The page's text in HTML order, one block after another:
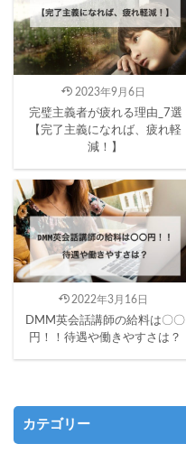
2023年9月6日
完璧主義者が疲れる理由_7選
【完了主義になれば、疲れ軽
減！】
2022年3月16日
DMM英会話講師の給料は〇〇
円！！待遇や働きやすさは？
カテゴリー